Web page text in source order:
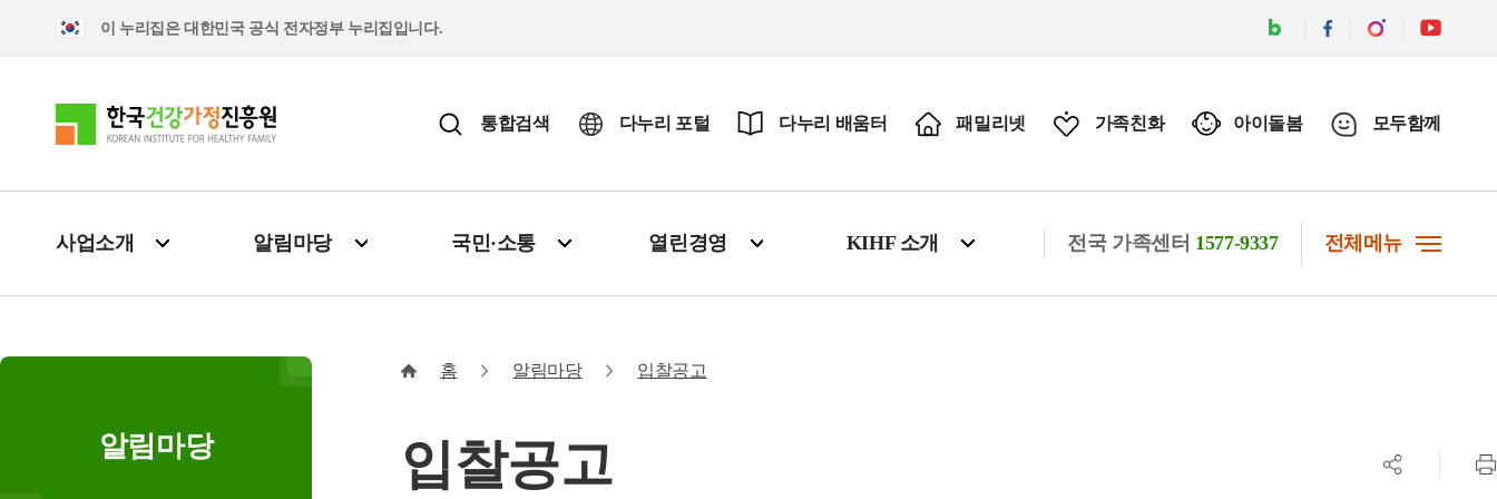
이 누리집은 대한민국 공식 전자정부 누리집입니다.
통합검색 다누리 포털 다누리 배움터 패밀리넷 가족친화 아이돌봄 모두함께
사업소개 알림마당 국민·소통 열린경영 KIHF 소개 전국 가족센터 1577-9337 전체메뉴
알림마당
홈 알림마당 입찰공고
입찰공고
공유하기